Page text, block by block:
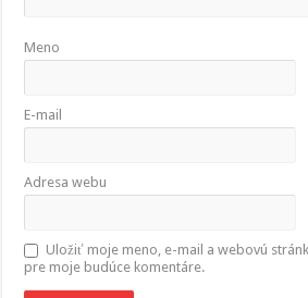
Meno
E-mail
Adresa webu
Uložiť moje meno, e-mail a webovú
pre moje budúce komentáre.